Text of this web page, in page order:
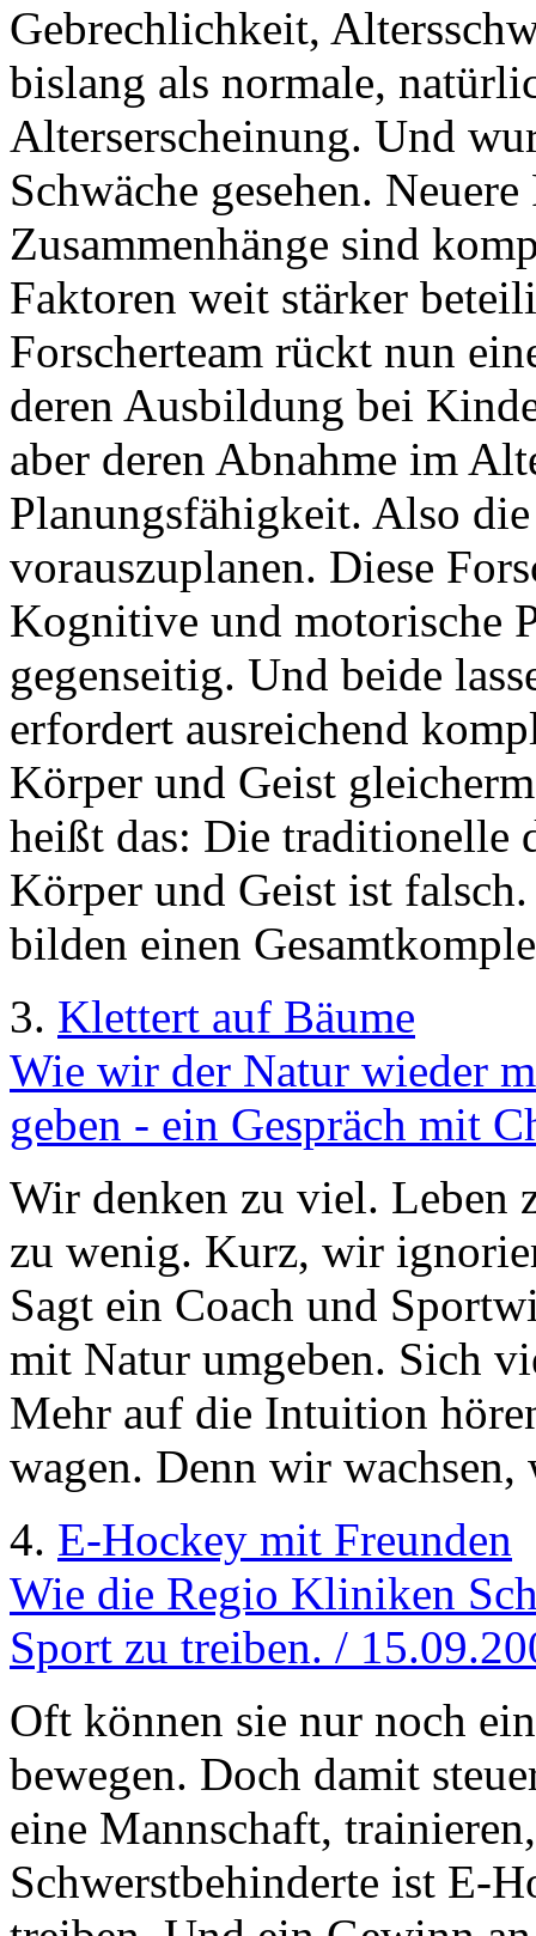
Gebrechlichkeit,
bislang als normale,
Alterserscheinung. Und
Schwäche gesehen.
Zusammenhänge sind
Faktoren weit stärker
Forscherteam rückt nun
deren Ausbildung bei
aber deren Abnahme im
Planungsfähigkeit. Also
vorauszuplanen. Diese
Kognitive und motorische
gegenseitig. Und beide
erfordert ausreichend
Körper und Geist
heißt das: Die traditionelle
Körper und Geist ist
bilden einen
3. Klettert auf Bäume
Wie wir der Natur wieder
geben - ein Gespräch mit
Wir denken zu viel. Leben
zu wenig. Kurz, wir
Sagt ein Coach und
mit Natur umgeben. Sich
Mehr auf die Intuition
wagen. Denn wir
4. E-Hockey mit Freunden
Wie die Regio Kliniken
Sport zu treiben. /
Oft können sie nur noch
bewegen. Doch damit
eine Mannschaft,
Schwerstbehinderte ist E-